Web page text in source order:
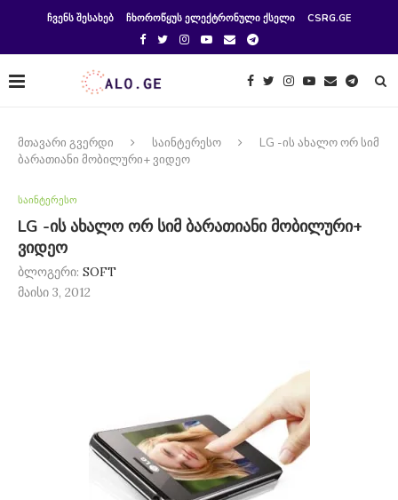
ᲩᲕᲔᲜᲡ ᲨᲔᲡᲐᲮᲔᲑ ᲩᲮᲝᲠᲝᲬᲧᲣᲡ ᲔᲚᲔᲥᲢᲠᲝᲜᲣᲚᲘ ᲥᲡᲔᲚᲘ CSRG.GE
მთავარი გვერდი საინტერესო
LG -ის ახალო ორ სიმ
ბარათიანი მობილური+ ვიდეო
საინტერესო
LG -ის ახალო ორ სიმ ბარათიანი მობილური+
ვიდეო
ბლოგერი: SOFT
მაისი 3, 2012